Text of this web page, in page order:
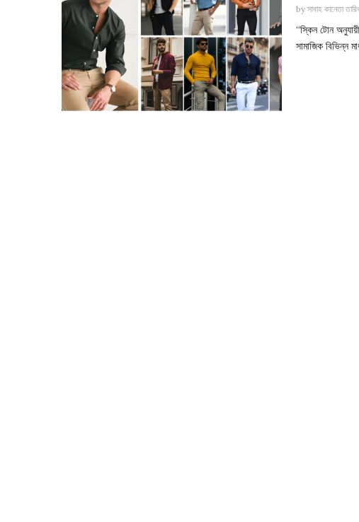
byসাবাহ কানেতা
“স্কিন টোন
সামাজিক বিভিন্ন